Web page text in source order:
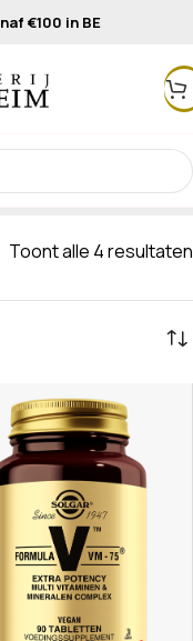
€100 in BE
Toont alle 4 resultaten